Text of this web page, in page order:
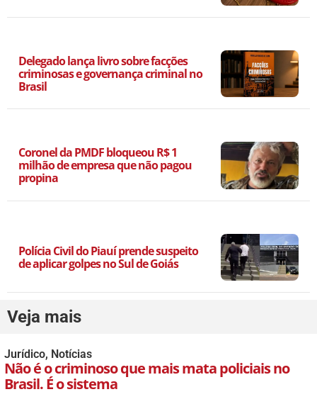
Delegado lança livro sobre facções
criminosas e governança criminal no
Brasil
Coronel da PMDF bloqueou R$ 1
milhão de empresa que não pagou
propina
Polícia Civil do Piauí prende suspeito
de aplicar golpes no Sul de Goiás
Veja mais
Jurídico, Notícias
Não é o criminoso que mais mata policiais no
Brasil. É o sistema